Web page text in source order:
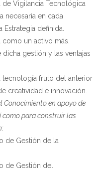
de Vigilancia Tecnológica
necesaria en cada
definida.
un activo más.
gestión y las ventajas
tecnología fruto del anterior
creatividad e innovación.
Conocimiento en apoyo de
como para construir las
de Gestión de la
de Gestión del